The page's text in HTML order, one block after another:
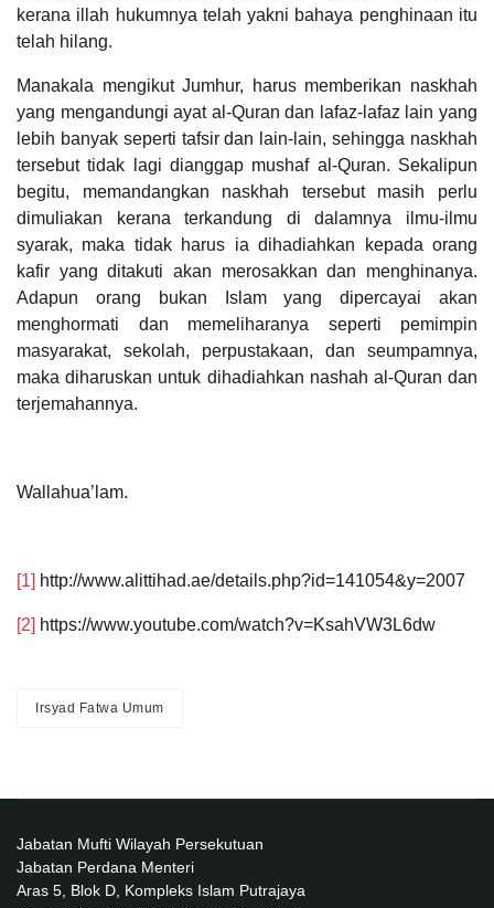
kerana illah hukumnya telah yakni bahaya penghinaan itu
telah hilang.
Manakala mengikut Jumhur, harus memberikan naskhah
yang mengandungi ayat al-Quran dan lafaz-lafaz lain yang
lebih banyak seperti tafsir dan lain-lain, sehingga naskhah
tersebut tidak lagi dianggap mushaf al-Quran. Sekalipun
begitu, memandangkan naskhah tersebut masih perlu
dimuliakan kerana terkandung di dalamnya ilmu-ilmu
syarak, maka tidak harus ia dihadiahkan kepada orang
kafir yang ditakuti akan merosakkan dan menghinanya.
Adapun orang bukan Islam yang dipercayai akan
menghormati dan memeliharanya seperti pemimpin
masyarakat, sekolah, perpustakaan, dan seumpamnya,
maka diharuskan untuk dihadiahkan nashah al-Quran dan
terjemahannya.
Wallahua’lam.
[1] http://www.alittihad.ae/details.php?id=141054&y=2007
[2] https://www.youtube.com/watch?v=KsahVW3L6dw
Irsyad Fatwa Umum
Jabatan Mufti Wilayah Persekutuan
Jabatan Perdana Menteri
Aras 5, Blok D, Kompleks Islam Putrajaya